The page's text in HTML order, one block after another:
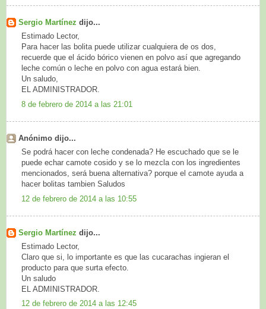
Sergio Martínez dijo...
Estimado Lector,
Para hacer las bolita puede utilizar cualquiera de os dos,
recuerde que el ácido bórico vienen en polvo así que agregando
leche común o leche en polvo con agua estará bien.
Un saludo,
EL ADMINISTRADOR.
8 de febrero de 2014 a las 21:01
Anónimo dijo...
Se podrá hacer con leche condenada? He escuchado que se le
puede echar camote cosido y se lo mezcla con los ingredientes
mencionados, será buena alternativa? porque el camote ayuda a
hacer bolitas tambien Saludos
12 de febrero de 2014 a las 10:55
Sergio Martínez dijo...
Estimado Lector,
Claro que si, lo importante es que las cucarachas ingieran el
producto para que surta efecto.
Un saludo
EL ADMINISTRADOR.
12 de febrero de 2014 a las 12:45